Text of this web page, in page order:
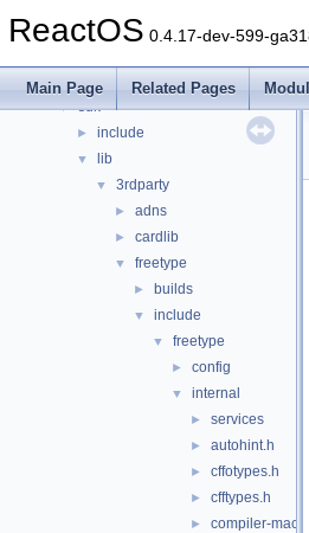
ReactOS 0.4.17-dev-599-
Main Page Related Pages
► media
►
▼ sdk
► include
▼ lib
▼ 3rdparty
► adns
► cardlib
▼ freetype
► builds
▼ include
▼ freetype
► config
▼ internal
► services
► autohint.h
► cffotypes.h
► cfftypes.h
► compiler-